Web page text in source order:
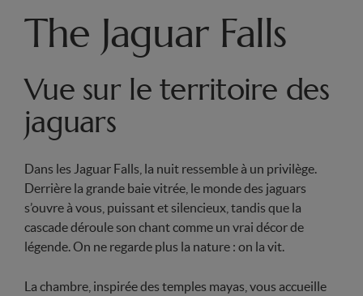
The Jaguar Falls
Vue sur le territoire des
jaguars
Dans les Jaguar Falls, la nuit ressemble à un privilège.
Derrière la grande baie vitrée, le monde des jaguars
s’ouvre à vous, puissant et silencieux, tandis que la
cascade déroule son chant comme un vrai décor de
légende. On ne regarde plus la nature : on la vit.
La chambre, inspirée des temples mayas, vous accueille